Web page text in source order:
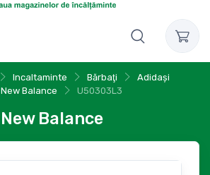
Incaltaminte Bărbaţi
Adidași
New Balance
U50303L3
New Balance